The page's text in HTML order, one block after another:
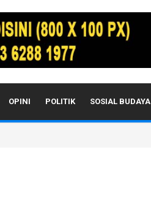
OPINI POLITIK SOSIAL BUDAYA